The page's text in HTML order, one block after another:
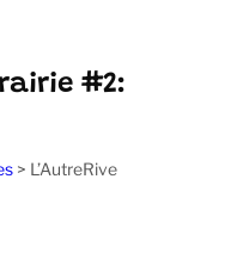
#2:
> L’AutreRive